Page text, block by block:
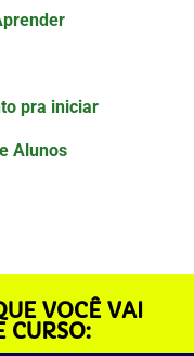
pra iniciar
Alunos
VOCÊ VAI
CURSO: